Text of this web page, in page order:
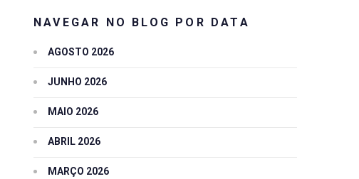
NAVEGAR NO BLOG POR DATA
AGOSTO 2026
JUNHO 2026
MAIO 2026
ABRIL 2026
MARÇO 2026